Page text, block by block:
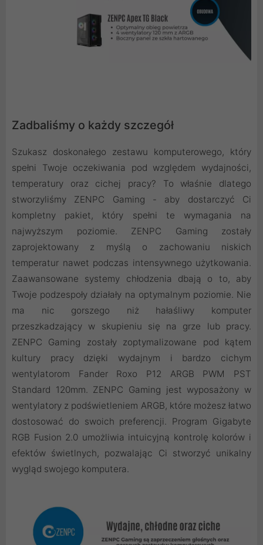
Zadbaliśmy o każdy szczegół
Szukasz doskonałego zestawu komputerowego, który
spełni Twoje oczekiwania pod względem wydajności,
temperatury oraz cichej pracy? To właśnie dlatego
stworzyliśmy ZENPC Gaming - aby dostarczyć Ci
kompletny pakiet, który spełni te wymagania na
najwyższym poziomie. ZENPC Gaming zostały
zaprojektowany z myślą o zachowaniu niskich
temperatur nawet podczas intensywnego użytkowania.
Zaawansowane systemy chłodzenia dbają o to, aby
Twoje podzespoły działały na optymalnym poziomie. Nie
ma nic gorszego niż hałaśliwy komputer
przeszkadzający w skupieniu się na grze lub pracy.
ZENPC Gaming zostały zoptymalizowane pod kątem
kultury pracy dzięki wydajnym i bardzo cichym
wentylatorom Fander Roxo P12 ARGB PWM PST
Standard 120mm. ZENPC Gaming jest wyposażony w
wentylatory z podświetleniem ARGB, które możesz łatwo
dostosować do swoich preferencji. Program Gigabyte
RGB Fusion 2.0 umożliwia intuicyjną kontrolę kolorów i
efektów świetlnych, pozwalając Ci stworzyć unikalny
wygląd swojego komputera.